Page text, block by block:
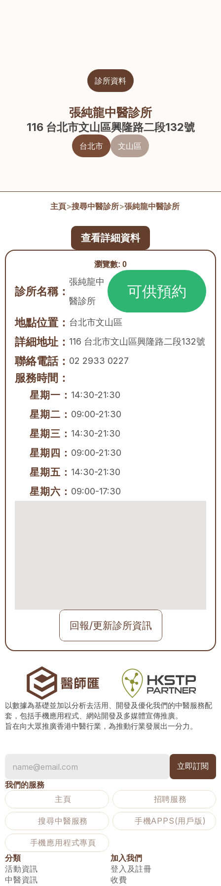
診所資料
張純龍中醫診所
116 台北市文山區興隆路二段132號
台北市 文山區
主頁>搜尋中醫診所>張純龍中醫診所
瀏覽數: 0
診所名稱：
張純龍中
醫診所
可供預約
地點位置： 台北市文山區
詳細地址： 116 台北市文山區興隆路二段132號
聯絡電話： 02 2933 0227
服務時間：
星期一： 14:30-21:30
星期二： 09:00-21:30
星期三： 14:30-21:30
星期四： 09:00-21:30
星期五： 14:30-21:30
星期六： 09:00-17:30
回報/更新診所資訊
查看詳細資料
以數據為基礎並加以分析去活用、開發及優化我們的中醫服務配
套，包括手機應用程式、網站開發及多媒體宣傳推廣。
旨在向大眾推廣香港中醫行業，為推動行業發展出一分力。
我們的服務
主頁
招聘服務
搜尋中醫服務 手機APPS(用戶版)
手機應用程式專頁
分類
活動資訊
中醫資訊
加入我們
登入及註冊
收費